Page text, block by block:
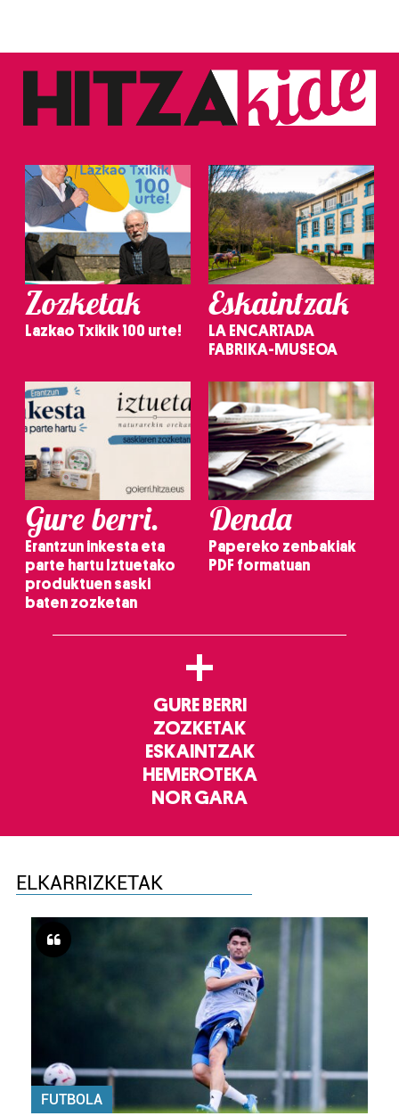
Zozketak
Lazkao Txikik 100 urte!
Eskaintzak
LA ENCARTADA
FABRIKA-MUSEOA
Gure berri.
Erantzun inkesta eta
parte hartu Iztuetako
produktuen saski
baten zozketan
Denda
Papereko zenbakiak
PDF formatuan
+
GURE BERRI
ZOZKETAK
ESKAINTZAK
HEMEROTEKA
NOR GARA
ELKARRIZKETAK
FUTBOLA